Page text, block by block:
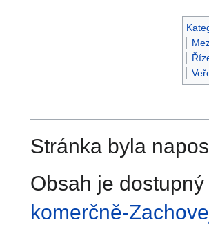
Stránka byla
Obsah je dostupný
komerčně-